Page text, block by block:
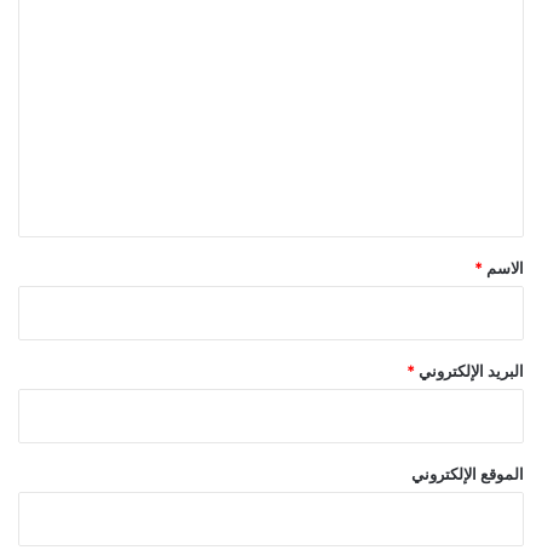
*
الاسم *
البريد الإلكتروني *
الموقع الإلكتروني